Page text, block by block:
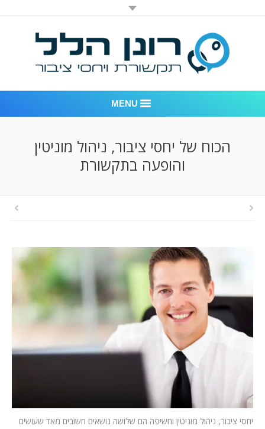
MENU
אודות החברה
המלצות
ניהול מוניטין
צור קשר
הכוח של יחסי ציבור, ניהול מוניטין
והופעה בתקשורת
יחסי ציבור, ניהול מוניטין וחשיפה הם שלושה נושאים חשובים מאד שעושים